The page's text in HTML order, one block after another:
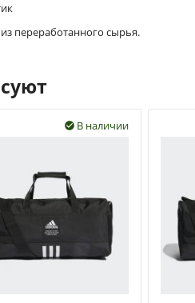
переработанного сырья.
В наличии
